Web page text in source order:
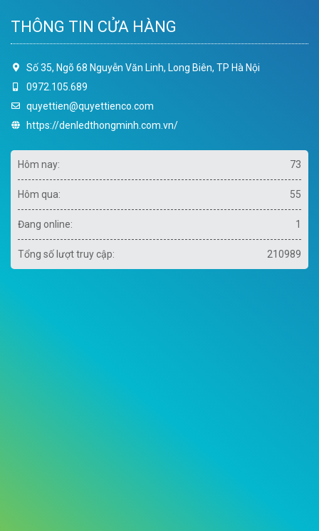
THÔNG TIN CỬA HÀNG
Số 35, Ngõ 68 Nguyễn Văn Linh, Long Biên, TP Hà Nội
0972.105.689
quyettien@quyettienco.com
https://denledthongminh.com.vn/
73
Hôm nay:
55
Hôm qua:
1
Đang online:
210989
Tổng số lượt truy cập: